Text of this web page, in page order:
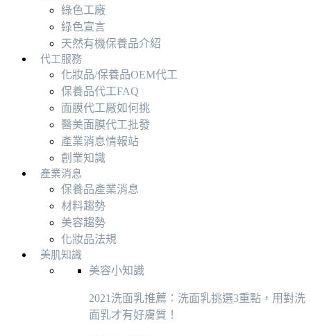
綠色工廠
綠色宣言
天然有機保養品介紹
代工服務
化妝品/保養品OEM代工
保養品代工FAQ
面膜代工厰如何挑
醫美面膜代工批發
產業消息情報站
創業知識
產業消息
保養品產業消息
材料趨勢
美容趨勢
化妝品法規
美肌知識
美容小知識
2021洗面乳推薦：洗面乳挑選3重點，用對洗
面乳才有好膚質！